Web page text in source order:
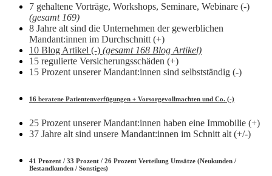
7 gehaltene Vorträge, Workshops, Seminare, Webinare (-)
(gesamt 169)
8 Jahre alt sind die Unternehmen der gewerblichen
Mandant:innen im Durchschnitt (+)
10 Blog Artikel (-) (gesamt 168 Blog Artikel)
15 regulierte Versicherungsschäden (+)
15 Prozent unserer Mandant:innen sind selbstständig (-)
16 beratene Patientenverfügungen + Vorsorgevollmachten und Co. (-)
25 Prozent unserer Mandant:innen haben eine Immobilie (+)
37 Jahre alt sind unsere Mandant:innen im Schnitt alt (+/-)
41 Prozent / 33 Prozent / 26 Prozent Verteilung Umsätze (Neukunden /
Bestandkunden / Sonstiges)